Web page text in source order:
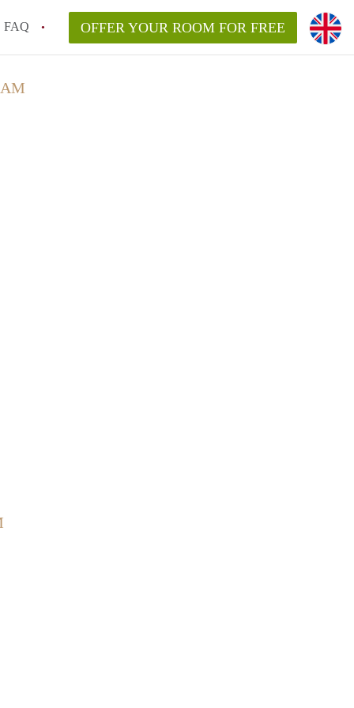
FAQ OFFER YOUR ROOM FOR FREE